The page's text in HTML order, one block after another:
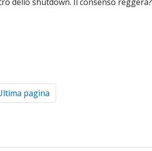
pagina